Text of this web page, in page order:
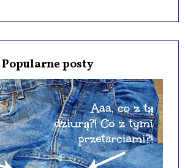
Popularne posty